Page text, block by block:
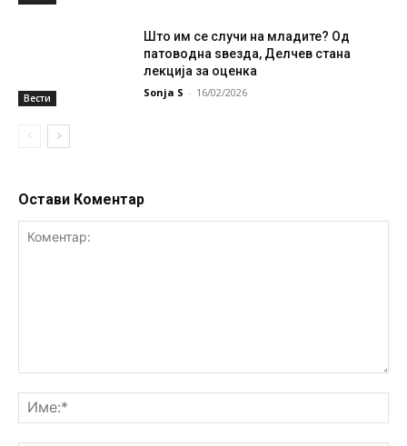
Вести
Што им се случи на младите? Од
патоводна ѕвезда, Делчев стана
лекција за оценка
Sonja S - 16/02/2026
Остави Коментар